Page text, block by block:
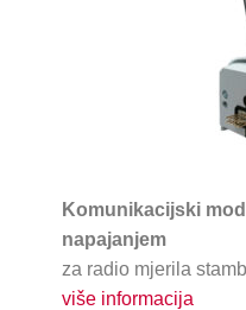
Komunikacijski
napajanjem
za radio mjerila
više informacija